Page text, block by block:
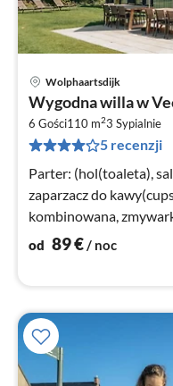
Wolphaartsdijk
Wygodna willa w
6 Gości110 m23 Sypialnie
5 recenzji
Parter: (hol(toaleta),
zaparzacz do
kombinowana,
zamrażarka))
od 89€/ noc